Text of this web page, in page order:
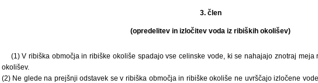
3. člen
(opredelitev in izločitev voda iz ribiških okolišev)
(1) V ribiška območja in ribiške okoliše spadajo vse celinske vode, ki se nahajajo znotraj meja
okolišev.
(2) Ne glede na prejšnji odstavek se v ribiška območja in ribiške okoliše ne uvrščajo izločene